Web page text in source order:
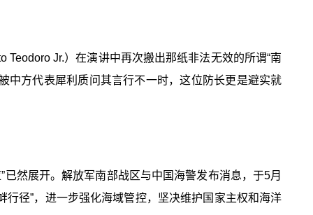
Jr.）在演讲中再次搬出那纸非法无效的所谓“南
中方代表犀利质问其言行不一时，这位防长更是避实就
然展开。解放军南部战区与中国海警发布消息，于5月
径”，进一步强化海域管控，坚决维护国家主权和海洋